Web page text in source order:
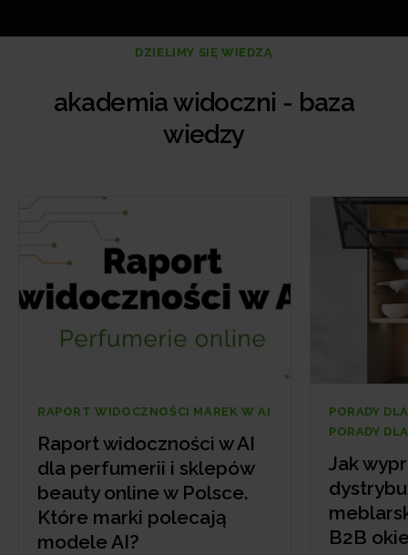
DZIELIMY SIĘ WIEDZĄ
akademia widoczni - baza
wiedzy
RAPORT WIDOCZNOŚCI MAREK W AI
Raport widoczności w AI
dla perfumerii i sklepów
beauty online w Polsce.
Które marki polecają
modele AI?
PORADY
PORADY
Jak
B2B